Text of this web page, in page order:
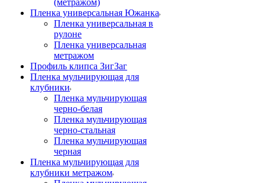
(метражом)
Пленка универсальная Южанка
Пленка универсальная в
рулоне
Пленка универсальная
метражом
Профиль клипса ЗигЗаг
Пленка мульчирующая для
клубники
Пленка мульчирующая
черно-белая
Пленка мульчирующая
черно-стальная
Пленка мульчирующая
черная
Пленка мульчирующая для
клубники метражом